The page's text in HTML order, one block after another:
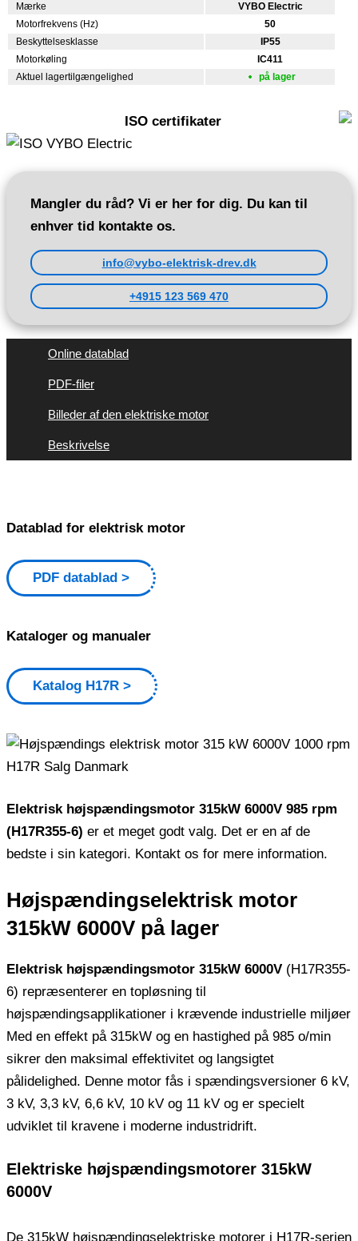
Mærke
VYBO Electric
Motorfrekvens (Hz)
50
Beskyttelsesklasse
IP55
Motorkøling
IC411
Aktuel lagertilgængelighed
på lager
ISO certifikater
Mangler du råd? Vi er her for dig. Du kan til
enhver tid kontakte os.
info@vybo-elektrisk-drev.dk
+4915 123 569 470
Online datablad
PDF-filer
Billeder af den elektriske motor
Beskrivelse
Datablad for elektrisk motor
PDF datablad
Kataloger og manualer
Katalog H17R
Elektrisk højspændingsmotor 315kW 6000V 985 rpm
(H17R355-6) er et meget godt valg. Det er en af ​​de
bedste i sin kategori. Kontakt os for mere information.
Højspændingselektrisk motor
315kW 6000V på lager
Elektrisk højspændingsmotor 315kW 6000V (H17R355-
6) repræsenterer en topløsning til
højspændingsapplikationer i krævende industrielle miljøer
Med en effekt på 315kW og en hastighed på 985 o/min
sikrer den maksimal effektivitet og langsigtet
pålidelighed. Denne motor fås i spændingsversioner 6 kV,
3 kV, 3,3 kV, 6,6 kV, 10 kV og 11 kV og er specielt
udviklet til kravene i moderne industridrift.
Elektriske højspændingsmotorer 315kW
6000V
De 315kW højspændingselektriske motorer i H17R-serien